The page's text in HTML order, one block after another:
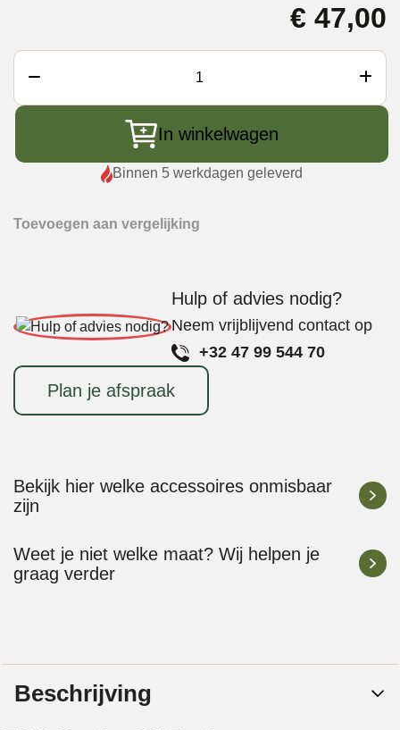
€ 47,00
Green
Probe
In winkelwagen
Binnen 5 werkdagen geleverd
Toevoegen aan vergelijking
Hulp of advies nodig?
Neem vrijblijvend contact op
+32 47 99 544 70
Plan je afspraak
Bekijk hier welke accessoires onmisbaar
zijn
Weet je niet welke maat? Wij helpen je
graag verder
Beschrijving